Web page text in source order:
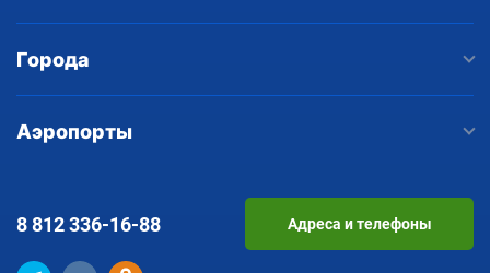
Города
Аэропорты
8 812336-16-88 Адреса и телефоны